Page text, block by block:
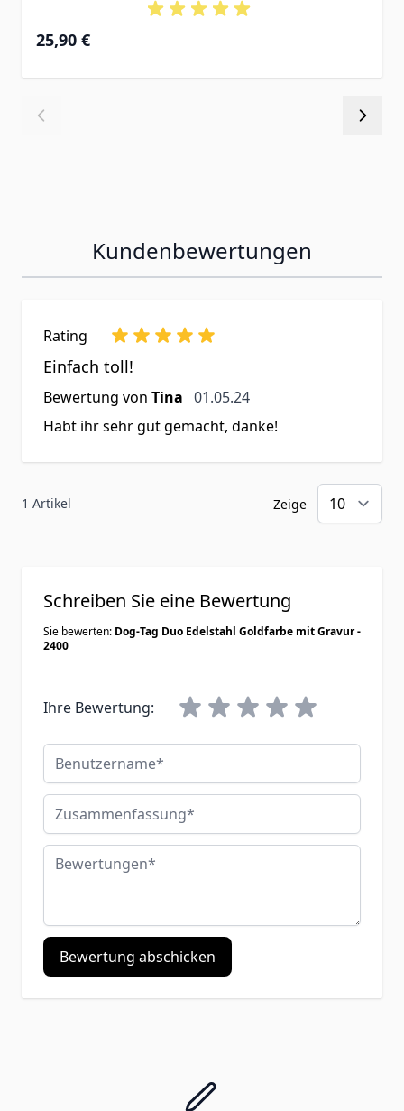
25,90 €
Kundenbewertungen
Rating
Einfach toll!
Bewertung von Tina 1. Mai 2024
01.05.24
Habt ihr sehr gut gemacht, danke!
1 Artikel Zeige
Schreiben Sie eine Bewertung
Sie bewerten: Dog-Tag Duo Edelstahl Goldfarbe mit Gravur -
2400
Ihre Bewertung:
Benutzername
Zusammenfassung
Bewertungen
Bewertung abschicken